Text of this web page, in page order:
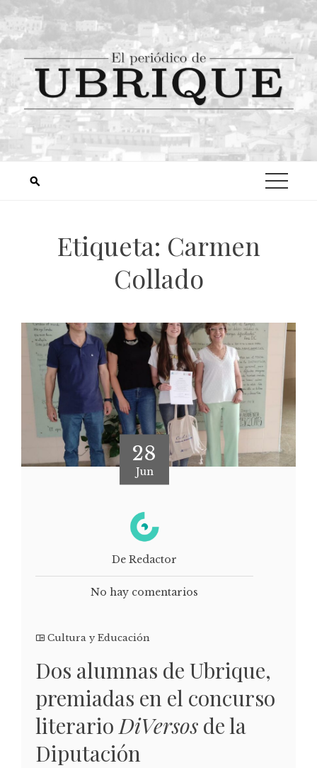
Etiqueta: Carmen
Collado
28
Jun
De Redactor
No hay comentarios
Cultura y Educación
Dos alumnas de Ubrique,
premiadas en el concurso
literario DiVersos de la
Diputación